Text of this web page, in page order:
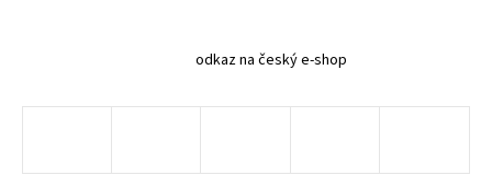
odkaz na český e-shop